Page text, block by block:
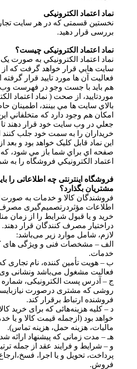
نماد اعتماد الکترونیکی
نخستین قسمتی که در هر سایت
بررسی قرار دهید.
نماد اعتماد الکترونیکی چیست؟
نماد اعتماد الکترونيکي به صورت
سايت هايي قرار خواهد گرفت که از
فعاليت آن ها مورد تاييد قرار
هم بايد با جست وجو در فهرست
موردتاييد، از صحت ( نماد اعتماد
بالاي سايت ها مي بينند، اطمينان
امکان هم وجود دارد که متخلفاني
جعلي در وب سايت خود قرار دهند تا
خريداران را به سمت خود جلب کنند
اين نماد قابل کليک خواهد بود و بعد
صفحه اي براي شما باز مي شود، که
اعتماد الکترونيکي فروشگاه را به
فروشگاه اینترنتی چه اطلاعاتی را
مشتریان بگذارد؟
فروشندگان کالا و خدمات به صورت
اطلاعات مؤثردر‌تصمیم‌گیری
خرید و یا قبول شرایط را از زمان
دراختیار مصرف کنندگان قرار
لازم، شامل موارد زیر می‌باشد:
‌الف – مشخصات فنی و ویژگی های
خدمات.
ب – هویت تأمین کننده، نام تجاری
فعالیت مشغول می‌باشد و‌نشانی
ج – آدرس پست الکترونیکی، شماره
روشی که مشتری درصورت
فروشنده ارتباط برقرار کند.
‌د – کلیه هزینه‌هائی که برای خرید
خواهد بود (‌ازجمله قیمت ‌کالا و یا
مالیات، هزینه حمل، هزینه تماس).
‌هـ – مدت زمانی که پیشنهاد ارائه
‌و – شرایط و فرایند عقد از جمله
پرداخت، تحویل و یا اجرا،
فروش.